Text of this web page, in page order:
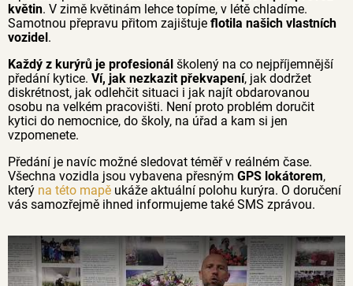
květin. V zimě květinám lehce topíme, v létě chladíme.
Samotnou přepravu přitom zajištuje flotila našich vlastních
vozidel.
Každý z kurýrů je profesionál školený na co nejpříjemnější
předání kytice. Ví, jak nezkazit překvapení, jak dodržet
diskrétnost, jak odlehčit situaci i jak najít obdarovanou
osobu na velkém pracovišti. Není proto problém doručit
kytici do nemocnice, do školy, na úřad a kam si jen
vzpomenete.
Předání je navíc možné sledovat téměř v reálném čase.
Všechna vozidla jsou vybavena přesným GPS lokátorem,
který na této mapě ukáže aktuální polohu kurýra. O doručení
vás samozřejmě ihned informujeme také SMS zprávou.